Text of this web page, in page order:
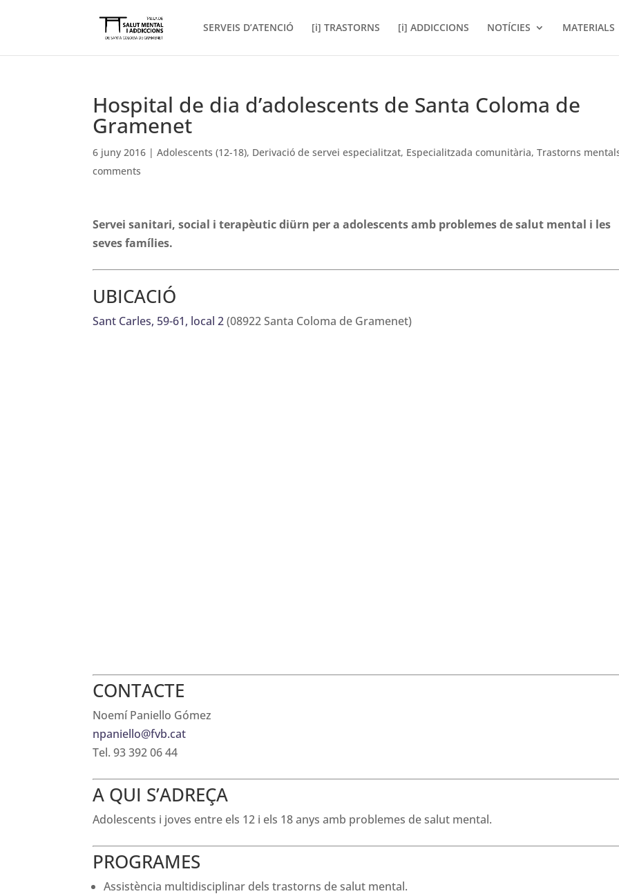
SERVEIS D’ATENCIÓ [i] TRASTORNS [i] ADDICCIONS NOTÍCIES MATERIALS
Hospital de dia d’adolescents de Santa Coloma de
Gramenet
6 juny 2016 |Adolescents (12-18), Derivació de servei especialitzat, Especialitzada comunitària,Trastorns
comments
Servei sanitari, social i terapèutic diürn per a adolescents amb problemes de salut mental i les
seves famílies.
UBICACIÓ
Sant Carles, 59-61, local 2(08922 Santa Coloma de Gramenet)
CONTACTE
Noemí Paniello Gómez
npaniello@fvb.cat
Tel. 93 392 06 44
A QUI S’ADREÇA
Adolescents i joves entre els 12 i els 18 anys amb problemes de salut mental.
PROGRAMES
Assistència multidisciplinar dels trastorns de salut mental.